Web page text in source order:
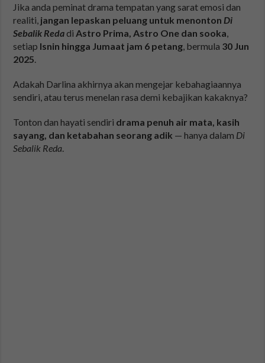
Jika anda peminat drama tempatan yang sarat emosi dan
realiti, jangan lepaskan peluang untuk menonton Di
Sebalik Reda di Astro Prima, Astro One dan sooka
setiap Isnin hingga Jumaat jam 6 petang , bermula 30 Jun
2025
Adakah Darlina akhirnya akan mengejar kebahagiaannya
sendiri, atau terus menelan rasa demi kebajikan kakaknya?
Tonton dan hayati sendiri drama penuh air mata, kasih
sayang, dan ketabahan seorang adik — hanya dalam Di
Sebalik Reda